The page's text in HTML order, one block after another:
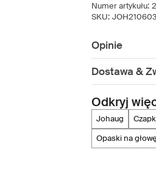
Numer artykułu:
SKU: JOH210603
Opinie
Dostawa &
Odkryj
johaug
opaski na głowę